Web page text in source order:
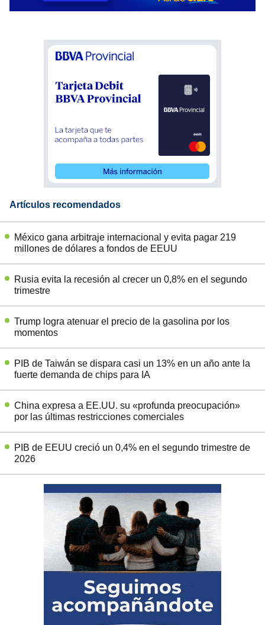
Artículos recomendados
México gana arbitraje internacional y evita pagar 219
millones de dólares a fondos de EEUU
Rusia evita la recesión al crecer un 0,8% en el segundo
trimestre
Trump logra atenuar el precio de la gasolina por los
momentos
PIB de Taiwán se dispara casi un 13% en un año ante la
fuerte demanda de chips para IA
China expresa a EE.UU. su «profunda preocupación»
por las últimas restricciones comerciales
PIB de EEUU creció un 0,4% en el segundo trimestre de
2026